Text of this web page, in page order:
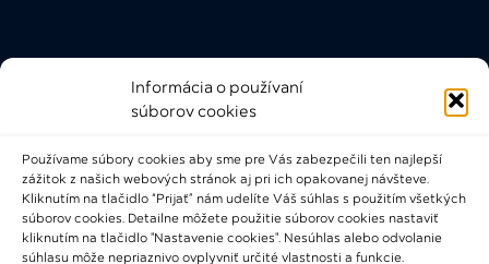
Informácia o používaní
súborov cookies
Používame súbory cookies aby sme pre Vás zabezpečili ten najlepší
zážitok z našich webových stránok aj pri ich opakovanej návšteve.
Kliknutím na tlačidlo “Prijať” nám udelíte Váš súhlas s použitím všetkých
súborov cookies. Detailne môžete použitie súborov cookies nastaviť
kliknutím na tlačidlo "Nastavenie cookies". Nesúhlas alebo odvolanie
súhlasu môže nepriaznivo ovplyvniť určité vlastnosti a funkcie.
Rýchle odkazy
Bádateľský poriadok
Knižničný a výpožičný poriadok
Všeobecné podmienky